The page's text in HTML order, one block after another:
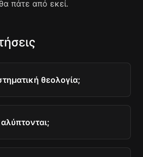
πάτε από εκεί.
θεολογία;